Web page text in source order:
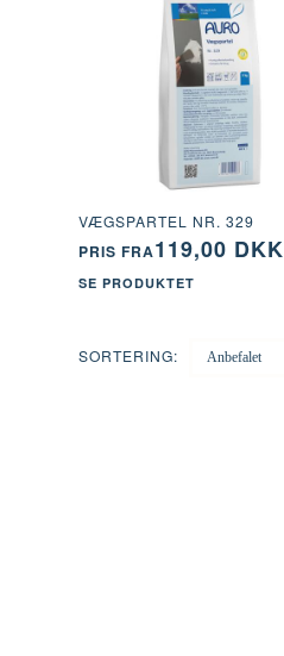
VÆGSPARTEL NR. 329
PRIS FRA119,00 DKK
SE PRODUKTET
SORTERING: